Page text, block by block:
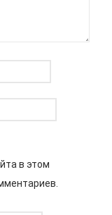
в этом